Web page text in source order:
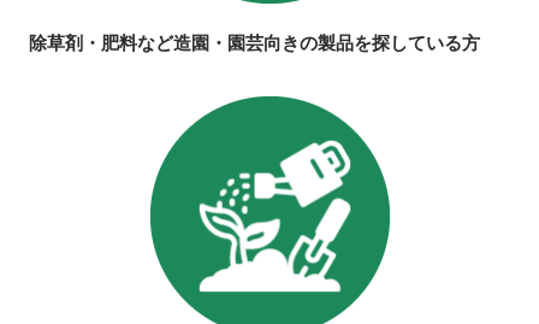
除草剤・肥料など造園・園芸向きの製品を探している方